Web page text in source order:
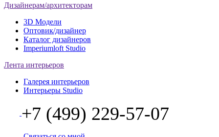
Дизайнерам/архитекторам
3D Модели
Оптовик/дизайнер
Каталог дизайнеров
Imperiumloft Studio
Лента интерьеров
Галерея интерьеров
Интерьеры Studio
+7 (499) 229-57-07